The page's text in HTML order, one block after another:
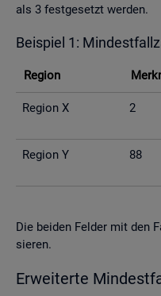
als 3 fest­ge­setzt wer­den.
Bei­spiel 1:
Re­gi­on
Re­gi­on X 2
Re­gi­on Y 88
Die bei­den Fel­der mit den
sie­ren.
Er­wei­ter­te